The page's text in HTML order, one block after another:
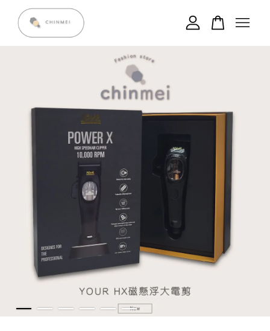
您的購物車目前還是空的。
繼續購物